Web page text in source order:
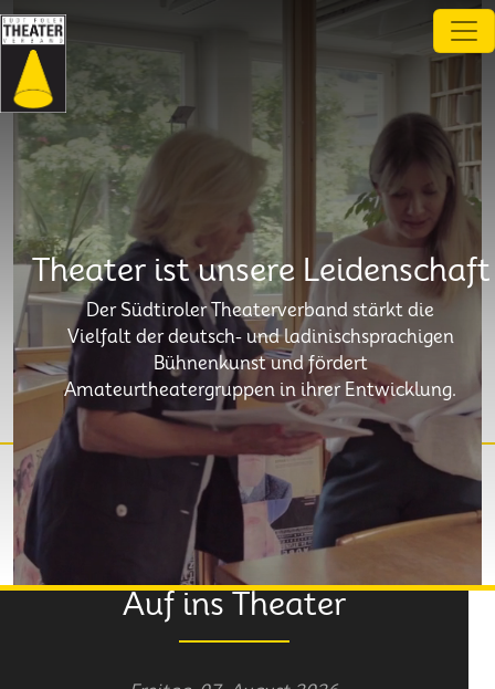
Direkt zum Inhalt
Theater ist unsere Leidenschaft
Der Südtiroler Theaterverband stärkt die
Vielfalt der deutsch- und ladinischsprachigen
Bühnenkunst und fördert
Amateurtheatergruppen in ihrer Entwicklung.
Auf ins Theater